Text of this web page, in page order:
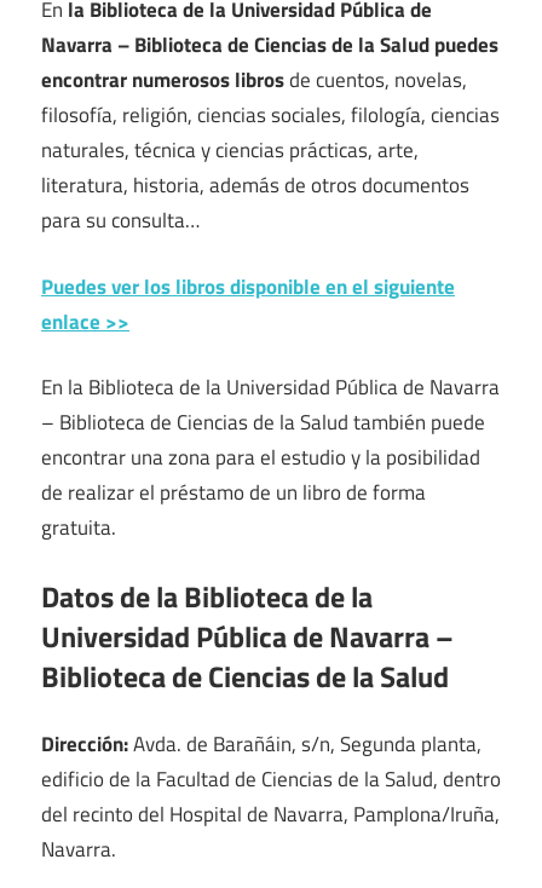
En la Biblioteca de la Universidad Pública de
Navarra – Biblioteca de Ciencias de la Salud puedes
encontrar numerosos librosde cuentos, novelas,
filosofía, religión, ciencias sociales, filología, ciencias
naturales, técnica y ciencias prácticas, arte,
literatura, historia, además de otros documentos
para su consulta…
Puedes ver los libros disponible en el siguiente
enlace >>
En la Biblioteca de la Universidad Pública de Navarra
– Biblioteca de Ciencias de la Salud también puede
encontrar una zona para el estudio y la posibilidad
de realizar el préstamo de un libro de forma
gratuita.
Datos de la Biblioteca de la
Universidad Pública de Navarra –
Biblioteca de Ciencias de la Salud
Dirección:Avda. de Barañáin, s/n, Segunda planta,
edificio de la Facultad de Ciencias de la Salud, dentro
del recinto del Hospital de Navarra, Pamplona/Iruña,
Navarra.